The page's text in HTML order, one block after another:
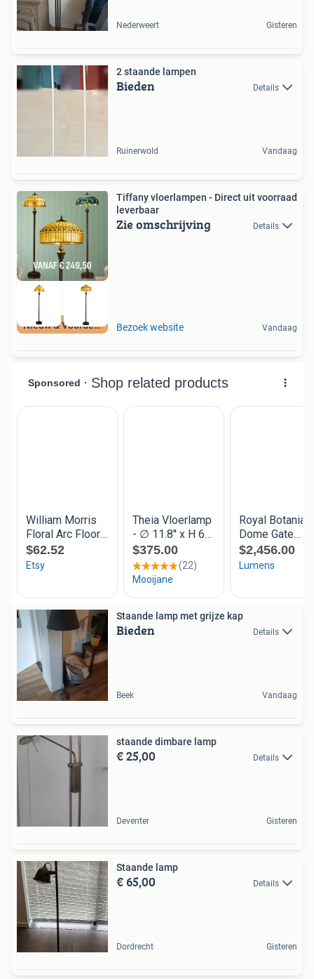
Nederweert Gisteren
2 staande lampen
Bieden Details
Ruinerwold Vandaag
Nieuw & Voordelig
Tiffany vloerlampen - Direct uit voorraad
leverbaar
Zie omschrijving Details
Bezoek website Vandaag
Staande lamp met grijze kap
Bieden Details
Beek Vandaag
staande dimbare lamp
€ 25,00 Details
Deventer Gisteren
Staande lamp
€ 65,00 Details
Dordrecht Gisteren